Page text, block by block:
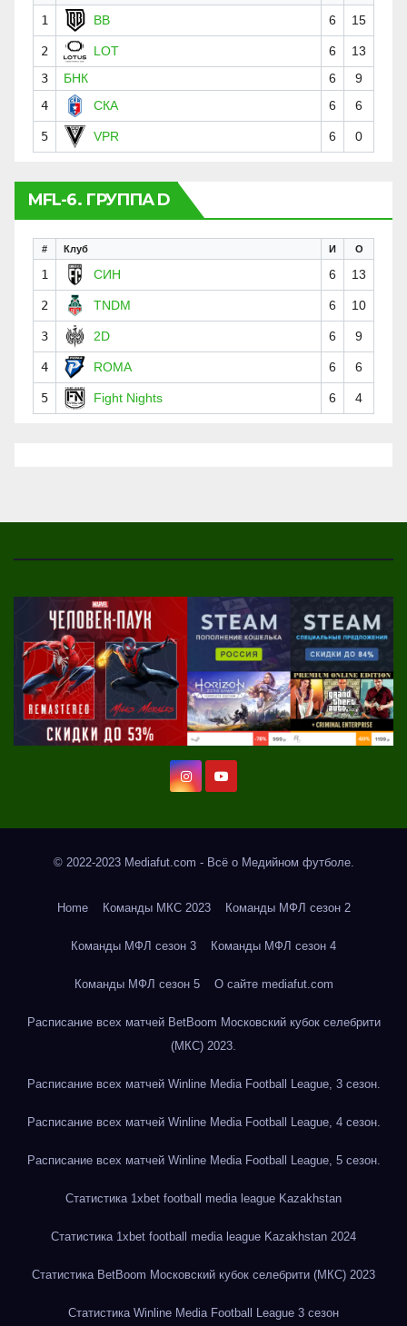
1 BB 6 15
2 LOT 6
13
3
БНК 6
9
4
СКА 6 6
5 VPR 6 0
MFL-6. ГРУППА D
# Клуб И О
1 СИН 6 13
2 TNDM 6 10
3 2D 6 9
4 ROMA 6 6
5 Fight Nights 6 4
© 2022-2023 Mediafut.com - Всё о Медийном футболе.
Home Команды МКС 2023 Команды МФЛ сезон 2
Команды МФЛ сезон 3 Команды МФЛ сезон 4
Команды МФЛ сезон 5 О сайте mediafut.com
Расписание всех матчей BetBoom Московский кубок селебрити
(МКС) 2023.
Расписание всех матчей Winline Media Football League, 3 сезон.
Расписание всех матчей Winline Media Football League, 4 сезон.
Расписание всех матчей Winline Media Football League, 5 сезон.
Статистика 1xbet football media league Kazakhstan
Статистика 1xbet football media league Kazakhstan 2024
Статистика BetBoom Московский кубок селебрити (МКС) 2023
Статистика Winline Media Football League 3 сезон